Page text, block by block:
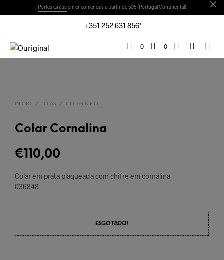
Portes Grátisem encomendas a partir de 50€ (Portugal Continental)
+351 252 631 856*
0 0
INÍCIO / JÓIAS / COLAR & FIO
Colar Cornalina
€110,00
Colar em prata plaqueada com chifre em cornalina
036848
ESGOTADO!